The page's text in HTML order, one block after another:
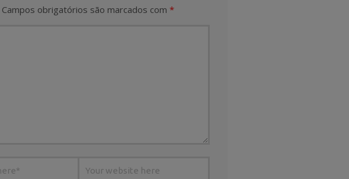
Campos obrigatórios são marcados com *